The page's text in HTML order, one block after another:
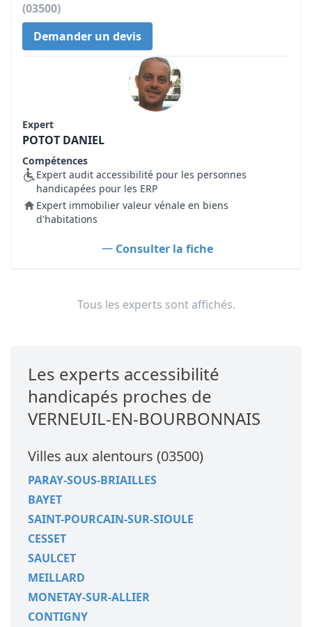
(03500)
Demander un devis
Expert
POTOT DANIEL
Compétences
Expert audit accessibilité pour les personnes
handicapées pour les ERP
Expert immobilier valeur vénale en biens
d'habitations
Consulter la fiche
Tous les experts sont affichés.
Les experts accessibilité
handicapés proches de
VERNEUIL-EN-BOURBONNAIS
Villes aux alentours (03500)
PARAY-SOUS-BRIAILLES
BAYET
SAINT-POURCAIN-SUR-SIOULE
CESSET
SAULCET
MEILLARD
MONETAY-SUR-ALLIER
CONTIGNY